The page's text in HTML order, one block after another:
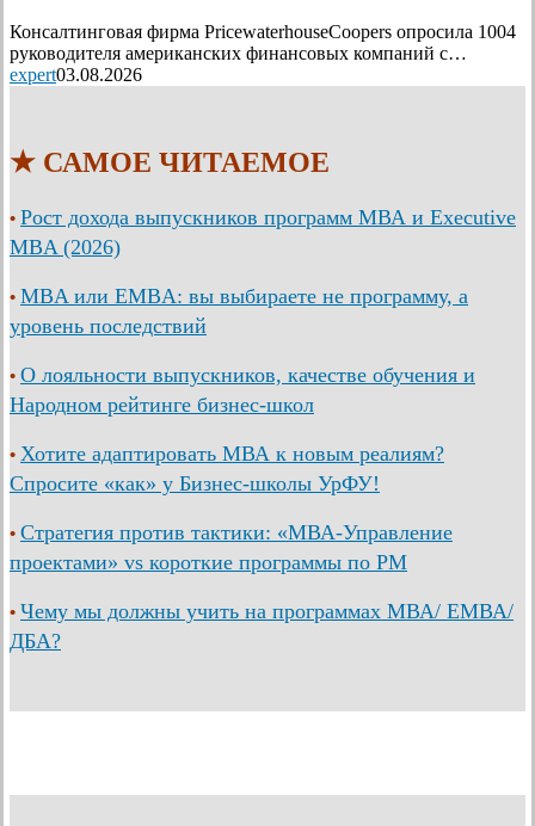
Консалтинговая фирма PricewaterhouseCoopers опросила 1004
руководителя американских финансовых компаний с…
expert03.08.2026
★ САМОЕ ЧИТАЕМОЕ
• Рост дохода выпускников программ МВА и Executive
MBA (2026)
• MBA или EMBA: вы выбираете не программу, а
уровень последствий
• О лояльности выпускников, качестве обучения и
Народном рейтинге бизнес-школ
• Хотите адаптировать МВА к новым реалиям?
Спросите «как» у Бизнес-школы УрФУ!
• Стратегия против тактики: «МВА-Управление
проектами» vs короткие программы по PM
• Чему мы должны учить на программах МВА/ ЕМВА/
ДБА?